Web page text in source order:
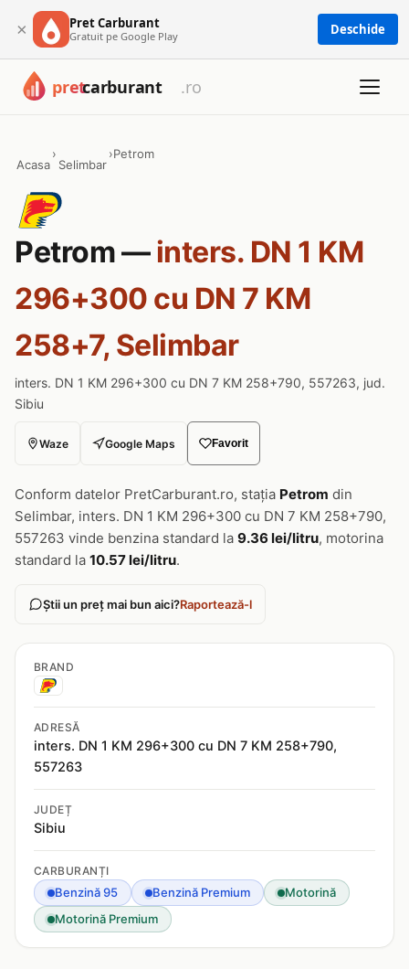
× Pret Carburant
Gratuit pe Google Play Deschide
Acasa
›
Selimbar
›Petrom
Petrom —inters. DN 1 KM
296+300 cu DN 7 KM
258+7, Selimbar
inters. DN 1 KM 296+300 cu DN 7 KM 258+790, 557263, jud.
Sibiu
Waze Google Maps Favorit
Conform datelor PretCarburant.ro, stația Petrom din
Selimbar, inters. DN 1 KM 296+300 cu DN 7 KM 258+790,
557263 vinde benzina standard la 9.36 lei/litru, motorina
standard la 10.57 lei/litru.
Știi un preț mai bun aici?Raportează-l
BRAND
ADRESĂ
inters. DN 1 KM 296+300 cu DN 7 KM 258+790,
557263
JUDEȚ
Sibiu
CARBURANȚI
Benzină 95 Benzină Premium
Motorină
Motorină Premium